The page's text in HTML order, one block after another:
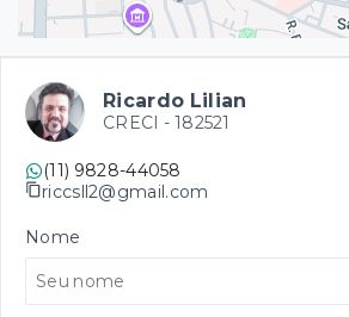
Ricardo Lilian
CRECI - 182521
(11) 9828-44058
riccsll2@gmail.com
Nome